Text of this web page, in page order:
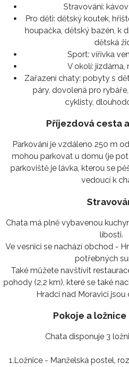
Stravování:
Pro děti: dětský koutek,
houpačka, dětský bazén, k
dětská
Sport: vířivka
V okolí: jízdárna,
Zařazení chaty: pobyty s
páry, dovolená pro
cyklisty,
Příjezdová cesta
Parkování je vzdáleno 250 m
mohou parkovat u domu (je
parkoviště je lávka, kterou se
vedoucí k
Chata má plně vybavenou
libosti.
Ve vesnici se nachází obchod -
potřebných
Také můžete navštívit
pohody (2,2 km), které se také
Hradci nad Moravicí jsou
Pokoje a ložnice
Chata disponuje 3
1.Ložnice - Manželská postel,